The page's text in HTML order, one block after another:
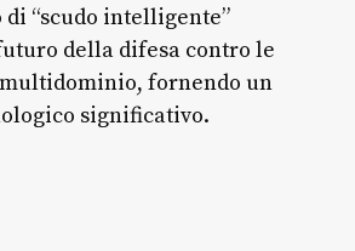
di “scudo intelligente”
della difesa contro le
fornendo un
significativo.